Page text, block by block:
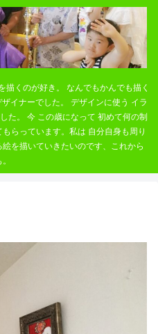
描くのが好き。 なんでもかんでも描く
イナーでした。 デザインに使う イラ
た。 今 この歳になって 初めて何の制
らっています。私は 自分自身も周り
を描いていきたいのです、これから